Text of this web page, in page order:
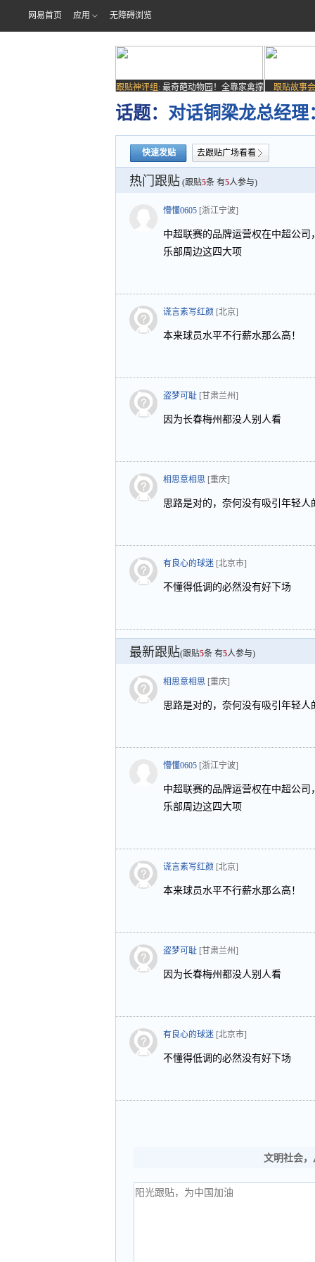
网易首页 应用 无障碍浏览
跟贴神评组: 最奇葩动物园！全靠家禽撑
场子
跟贴故事
话题： 对话铜梁龙总经
快速发贴 去跟贴广场看看
热门跟贴 (跟贴5条 有5人参与)
懵懂0605 [浙江宁波]
中超联赛的品牌运营权在中超公
乐部周边这四大项
谎言素写红颜 [北京]
本来球员水平不行薪水那么高！
盗梦可耻 [甘肃兰州]
因为长春梅州都没人别人看
相思意相思 [重庆]
思路是对的，奈何没有吸引年轻人
有良心的球迷 [北京市]
不懂得低调的必然没有好下场
最新跟贴(跟贴5条 有5人参与)
相思意相思 [重庆]
思路是对的，奈何没有吸引年轻人
懵懂0605 [浙江宁波]
中超联赛的品牌运营权在中超公
乐部周边这四大项
谎言素写红颜 [北京]
本来球员水平不行薪水那么高！
盗梦可耻 [甘肃兰州]
因为长春梅州都没人别人看
有良心的球迷 [北京市]
不懂得低调的必然没有好下场
文明社会